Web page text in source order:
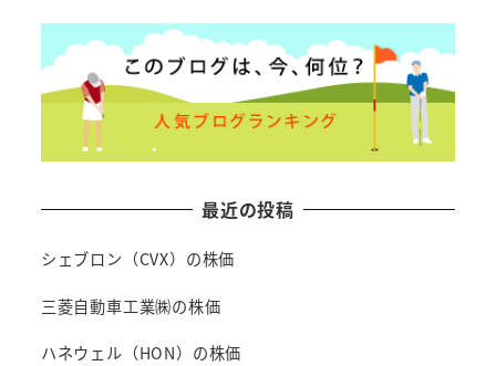
最近の投稿
シェブロン（CVX）の株価
三菱自動車工業㈱の株価
ハネウェル（HON）の株価